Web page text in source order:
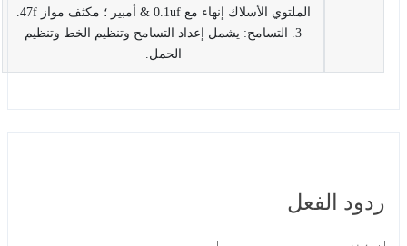
الملتوي الأسلاك إنهاء مع 0.1uf & أمبير ؛ مكثف مواز 47f.
3. التسامح: يشمل إعداد التسامح وتنظيم الخط وتنظيم
الحمل.
ردود الفعل